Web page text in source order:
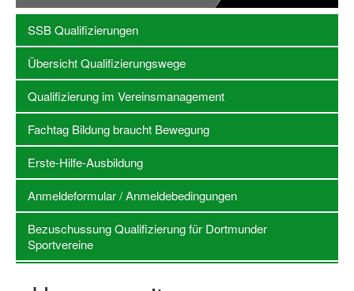
Termine
Sportabzeichen
Downloadbereich
Newsletter Anmeldung
Stellenangebote SSB Dortmund
Vereine
Vereinssuche
Übungsleiterbörse
Sportanlagen in Dortmund
SSB Qualifizierungen
Übersicht Qualifizierungswege
Qualifizierung im Vereinsmanagement
Fachtag Bildung braucht Bewegung
Erste-Hilfe-Ausbildung
Anmeldeformular / Anmeldebedingungen
Bezuschussung Qualifizierung für Dortmunder
Sportvereine